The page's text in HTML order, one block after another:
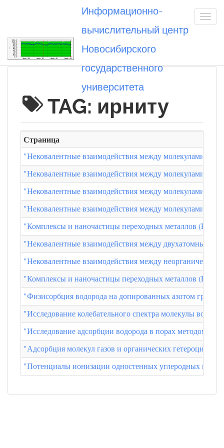
Информационно-
вычислительный центр
Новосибирского
государственного
университета
Вы посетили
TAG: ирниту
Страница
"Нековалентные взаимодействия между молекулами и
"Нековалентные взаимодействия между молекулами и
"Нековалентные взаимодействия между молекулами и
"Нековалентные взаимодействия между молекулами и
"Комплексы и наночастицы переходных металлов (Rh,
"Нековалентные взаимодействия между двухатомными
"Нековалентные взаимодействия между
"Комплексы и наночастицы переходных металлов (Rh,
"Физисорбция водорода на допированных азотом
"Исследование колебательного спектра молекулы
"Исследование адсорбции водорода в порах методом
"Адсорбция молекул газов и органических
"Потенциалы ионизации одностенных углеродных